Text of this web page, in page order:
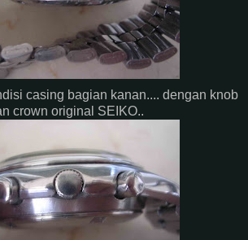
casing bagian kanan.... dengan knob
crown original SEIKO..